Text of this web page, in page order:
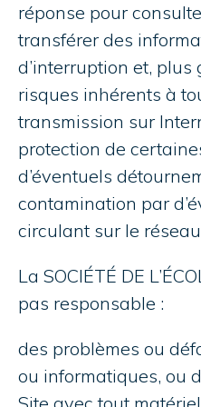
réponse pour
transférer des
d’interruption et, plus
risques inhérents à
transmission sur
protection de
d’éventuels
contamination par
circulant sur le
La SOCIÉTÉ DE
pas responsable :
des problèmes ou
ou informatiques, ou